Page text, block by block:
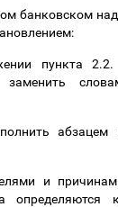
банковском
пункта 2.2.
абзацем
и
определяются